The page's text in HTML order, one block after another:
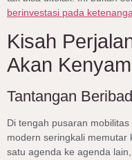
berinvestasi pada
Kisah
Akan
Tantangan
Di tengah pusaran
modern seringkali memutar
satu agenda ke agenda